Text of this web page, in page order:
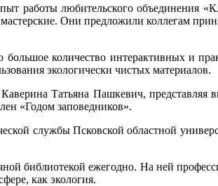
работы любительского объединения
Они предложили коллегам
количество интерактивных и
экологически чистых материалов.
Татьяна Пашкевич, представляя
«Годом заповедников».
службы Псковской областной
библиотекой ежегодно. На ней
как экология.